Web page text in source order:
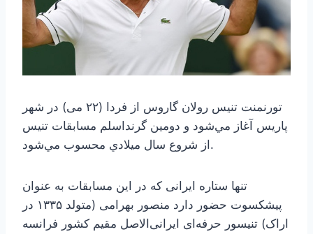
تورنمنت تنیس رولان گاروس از فردا (۲۲ می) در شهر
پاريس آغاز مي‌شود و دومين گرنداسلم مسابقات تنيس
از شروع سال ميلادي محسوب مي‌شود.
تنها ستاره ایرانی که در این مسابقات به عنوان
پیشکسوت حضور دارد منصور بهرامی (متولد ۱۳۳۵ در
اراک) تنیسور حرفه‌ای ایرانی‌الاصل مقیم کشور فرانسه